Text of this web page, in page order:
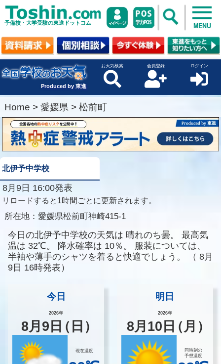
予備校・大学受験の東進ドットコム MENU
Produced by 東進
お天気検索 会員登録 ログイン
Home > 愛媛県 > 松前町
北伊予中学校
8月9日 16:00発表
リロードすると1時間ごとに更新されます。
所在地： 愛媛県松前町神崎415-1
今日の北伊予中学校の天気は 晴れのち曇。
最高気
温は 32℃。 降水確率は 10％。
服装については、
半袖や薄手のシャツを着ると快適でしょう。
（ 8月
9日 16時発表）
今日
2026年
8月 9 日（日）
現在温度
明日
2026年
8月 10 日（月）
同時刻の
予想温度